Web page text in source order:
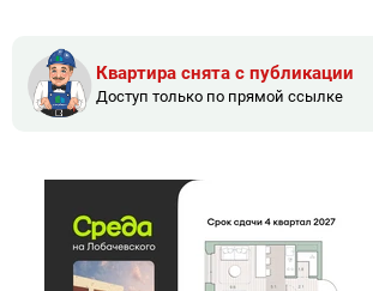
Квартира снята с публикации
Доступ только по прямой ссылке